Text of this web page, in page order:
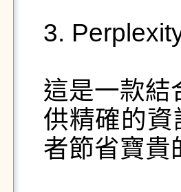
3.
這是一款結
供精確的
者節省寶貴